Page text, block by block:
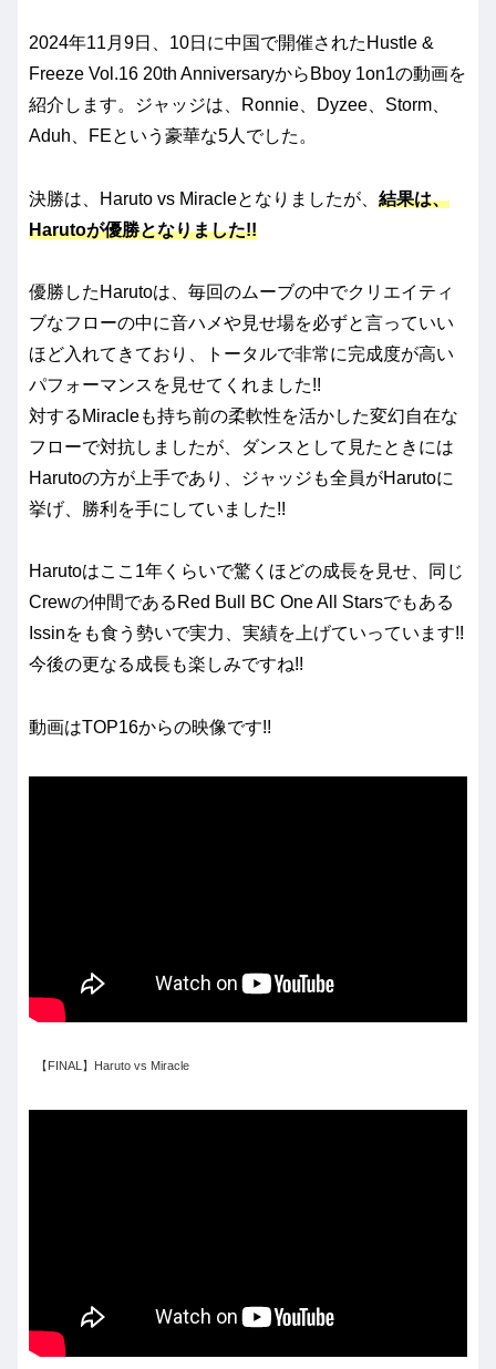
2024年11月9日、10日に中国で開催されたHustle &
Freeze Vol.16 20th AnniversaryからBboy 1on1の動画を
紹介します。ジャッジは、Ronnie、Dyzee、Storm、
Aduh、FEという豪華な5人でした。
決勝は、Haruto vs Miracleとなりましたが、 結果は、
Harutoが優勝となりました!!
優勝したHarutoは、毎回のムーブの中でクリエイティ
ブなフローの中に音ハメや見せ場を必ずと言っていい
ほど入れてきており、トータルで非常に完成度が高い
パフォーマンスを見せてくれました!!
対するMiracleも持ち前の柔軟性を活かした変幻自在な
フローで対抗しましたが、ダンスとして見たときには
Harutoの方が上手であり、ジャッジも全員がHarutoに
挙げ、勝利を手にしていました!!
Harutoはここ1年くらいで驚くほどの成長を見せ、同じ
Crewの仲間であるRed Bull BC One All Starsでもある
Issinをも食う勢いで実力、実績を上げていっています!!
今後の更なる成長も楽しみですね!!
動画はTOP16からの映像です!!
【FINAL】Haruto vs Miracle